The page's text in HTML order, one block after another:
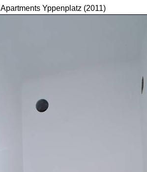
Apartments Yppenplatz (2011)